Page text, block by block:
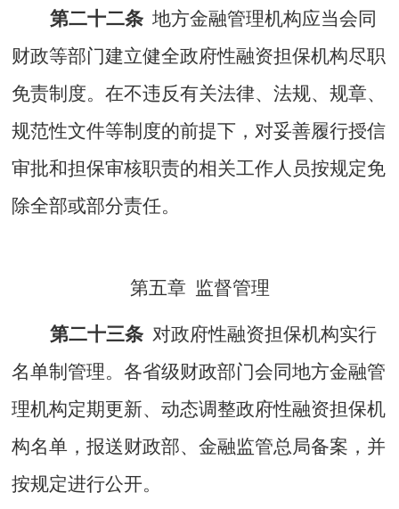
第二十二条 地方金融管理机构应当会同
财政等部门建立健全政府性融资担保机构尽职
免责制度。在不违反有关法律、法规、规章、
规范性文件等制度的前提下，对妥善履行授信
审批和担保审核职责的相关工作人员按规定免
除全部或部分责任。
第五章 监督管理
第二十三条 对政府性融资担保机构实行
名单制管理。各省级财政部门会同地方金融管
理机构定期更新、动态调整政府性融资担保机
构名单，报送财政部、金融监管总局备案， 并
按规定进行公开。